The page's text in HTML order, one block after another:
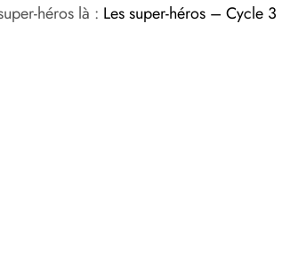
héros là : Les super-héros – Cycle 3